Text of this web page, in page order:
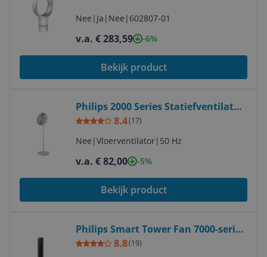
Nee | Ja | Nee | 602807-01
v.a. € 283,59 -6%
Bekijk product
Philips 2000 Series Statiefventilator
- Wit
8.4(17)
Nee |Vloerventilator| 50 Hz
v.a. € 82,00 -5%
Bekijk product
Philips Smart Tower Fan 7000-serie
Zwart 22 dB 12 Snelheden
8.8(19)